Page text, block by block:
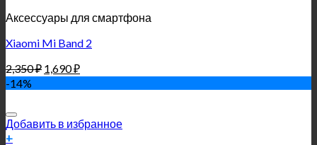
Аксессуары для смартфона
Xiaomi Mi Band 2
2,350₽ 1,690₽
-14%
Добавить в избранное
+